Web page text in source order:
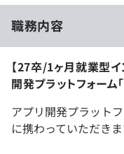
職務内容
【27卒/1ヶ月就業型
開発プラットフォーム
アプリ開発プラット
に携わっていただきま